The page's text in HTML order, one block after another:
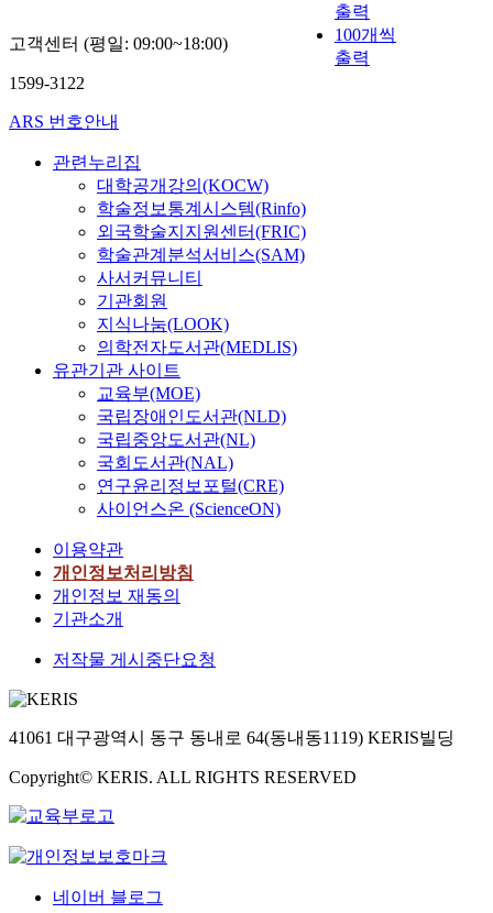
출력
100개씩
출력
고객센터 (평일: 09:00~18:00)
1599-3122
ARS 번호안내
관련누리집
대학공개강의(KOCW)
학술정보통계시스템(Rinfo)
외국학술지지원센터(FRIC)
학술관계분석서비스(SAM)
사서커뮤니티
기관회원
지식나눔(LOOK)
의학전자도서관(MEDLIS)
유관기관 사이트
교육부(MOE)
국립장애인도서관(NLD)
국립중앙도서관(NL)
국회도서관(NAL)
연구윤리정보포털(CRE)
사이언스온 (ScienceON)
이용약관
개인정보처리방침
개인정보 재동의
기관소개
저작물 게시중단요청
41061 대구광역시 동구 동내로 64(동내동1119) KERIS빌딩
Copyright© KERIS. ALL RIGHTS RESERVED
네이버 블로그